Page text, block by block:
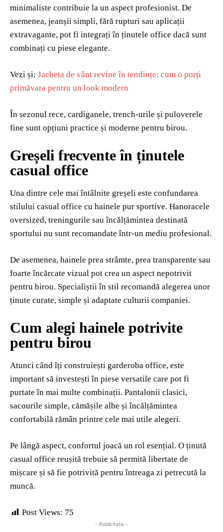
minimaliste contribuie la un aspect profesionist. De
asemenea, jeanșii simpli, fără rupturi sau aplicații
extravagante, pot fi integrați în ținutele office dacă sunt
combinați cu piese elegante.
Vezi și: Jacheta de vânt revine în tendințe: cum o porți
primăvara pentru un look modern
În sezonul rece, cardiganele, trench-urile și puloverele
fine sunt opțiuni practice și moderne pentru birou.
Greșeli frecvente în ținutele
casual office
Una dintre cele mai întâlnite greșeli este confundarea
stilului casual office cu hainele pur sportive. Hanoracele
oversized, treningurile sau încălțămintea destinată
sportului nu sunt recomandate într-un mediu profesional.
De asemenea, hainele prea strâmte, prea transparente sau
foarte încărcate vizual pot crea un aspect nepotrivit
pentru birou. Specialiștii în stil recomandă alegerea unor
ținute curate, simple și adaptate culturii companiei.
Cum alegi hainele potrivite
pentru birou
Atunci când îți construiești garderoba office, este
important să investești în piese versatile care pot fi
purtate în mai multe combinații. Pantalonii clasici,
sacourile simple, cămășile albe și încălțămintea
confortabilă rămân printre cele mai utile alegeri.
Pe lângă aspect, confortul joacă un rol esențial. O ținută
casual office reușită trebuie să permită libertate de
mișcare și să fie potrivită pentru întreaga zi petrecută la
muncă.
Post Views: 75
- Publicitate -